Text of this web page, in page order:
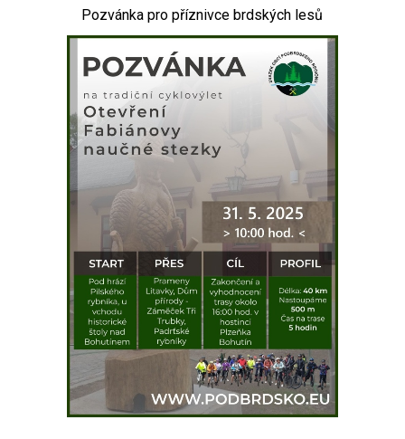
Pozvánka pro příznivce brdských lesů